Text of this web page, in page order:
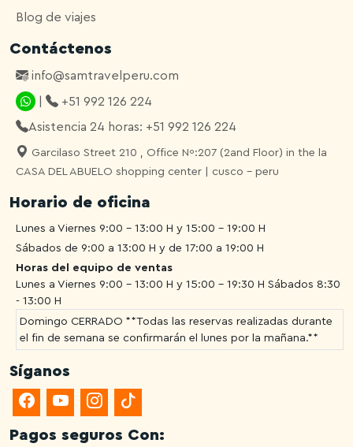
Blog de viajes
Contáctenos
info@samtravelperu.com
+51 992 126 224
Asistencia 24 horas: +51 992 126 224
Garcilaso Street 210 , Office Nº:207 (2and Floor) in the la
CASA DEL ABUELO shopping center | cusco - peru
Horario de oficina
Lunes a Viernes 9:00 - 13:00 H y 15:00 - 19:00 H
Sábados de 9:00 a 13:00 H y de 17:00 a 19:00 H
Horas del equipo de ventas
Lunes a Viernes 9:00 - 13:00 H y 15:00 - 19:30 H Sábados 8:30
- 13:00 H
Domingo CERRADO **Todas las reservas realizadas durante
el fin de semana se confirmarán el lunes por la mañana.**
Síganos
Pagos seguros Con: